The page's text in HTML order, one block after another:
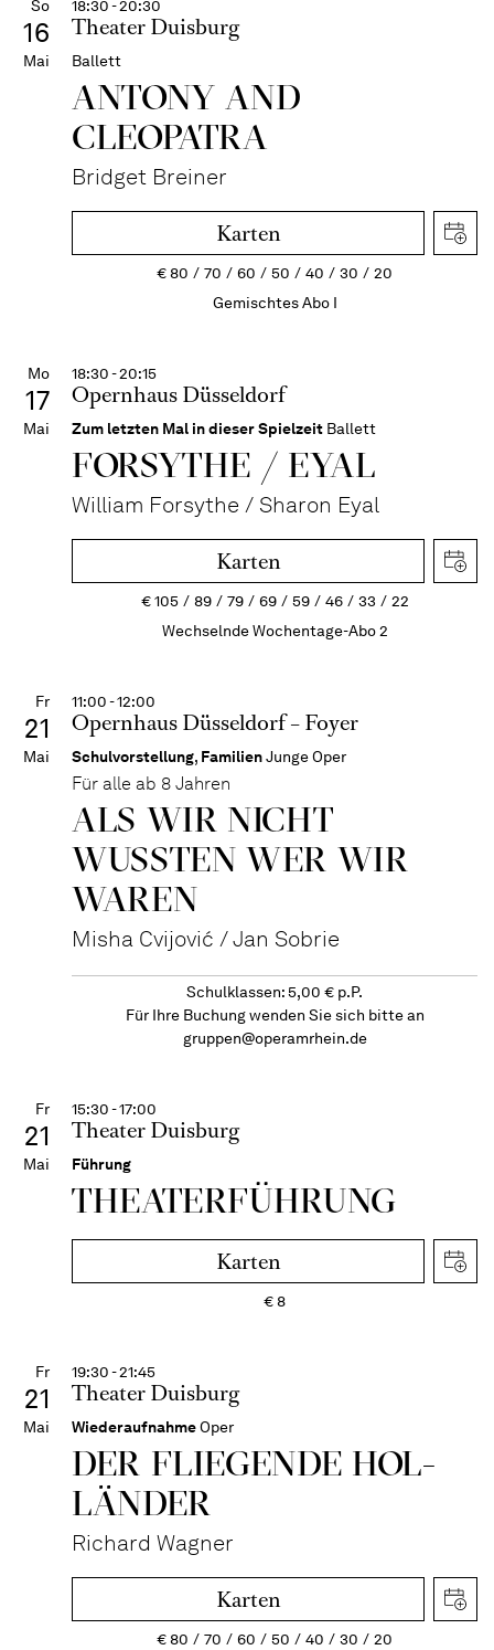
So
16
Mai
18:30 - 20:30
Theater Duisburg
Ballett
ANTONY AND
CLEOPATRA
Bridget Breiner
Karten
€80 70 60 50 40 30
20
Gemischtes Abo I
Mo
17
Mai
18:30 - 20:15
Opernhaus Düsseldorf
Zum letzten Mal in dieser Spielzeit Ballett
FORSYTHE / EYAL
William Forsythe / Sharon Eyal
Karten
€105 89 79 69 59 46 33
22
Wechselnde Wochentage-Abo 2
Fr
21
Mai
11:00 - 12:00
Opernhaus Düsseldorf – Foyer
Schulvorstellung, FamilienJunge Oper
Für alle ab 8 Jahren
ALS WIR NICHT
WUSSTEN WER WIR
WAREN
Misha Cvijović / Jan Sobrie
Schulklassen: 5,00 € p.P.
Für Ihre Buchung wenden Sie sich bitte an
gruppen@operamrhein.de
Fr
21
Mai
15:30 - 17:00
Theater Duisburg
Führung
THEATER­FÜHR­UNG
Karten
€8
Fr
21
Mai
19:30 - 21:45
Theater Duisburg
WiederaufnahmeOper
DER FLIE­GEN­DE HOL­
LÄN­DER
Richard Wagner
Karten
€80 70 60 50 40 30
20